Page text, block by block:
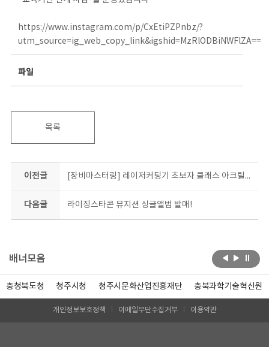
https://www.instagram.com/p/CxEtiPZPnbz/?
utm_source=ig_web_copy_link&igshid=MzRlODBiNWFlZA==
파일
목록
이전글 [장비마스터링] 레이저커팅기 초보자 클래스 아크릴키링 제작 체험 현장!
다음글 라이징스타콘 뮤지션 싱글앨범 발매!
배너모음
충청북도청 청주시청 청주시문화산업진흥재단 충북과학기술혁신원
개인정보보호정책 이메일무단수집거부 이용약관